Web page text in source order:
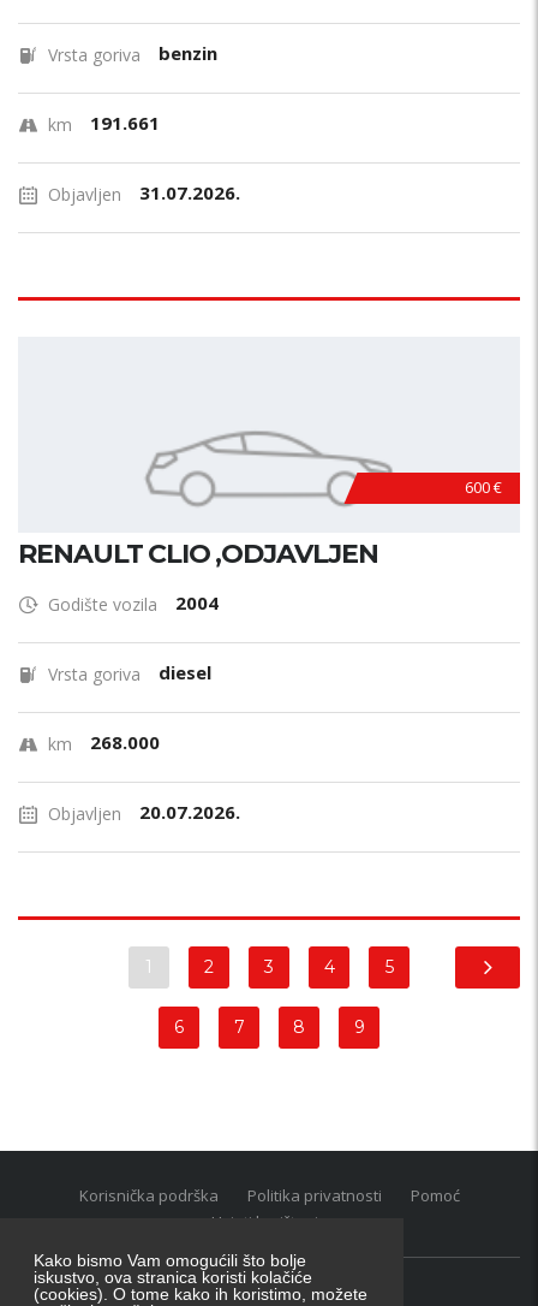
Kako bismo Vam omogućili što bolje
iskustvo, ova stranica koristi kolačiće
(cookies). O tome kako ih koristimo, možete
Vrsta goriva benzin
km 191.661
Objavljen 31.07.2026.
600 €
RENAULT CLIO ,ODJAVLJEN
Godište vozila 2004
Vrsta goriva diesel
km 268.000
Objavljen 20.07.2026.
1 2 3 4 5
6 7 8 9
Korisnička podrška Politika privatnosti
Pomoć
Uvjeti korištenja
Oglasnik grupacija:posao.hr|oglasnik.hr|auti.hr